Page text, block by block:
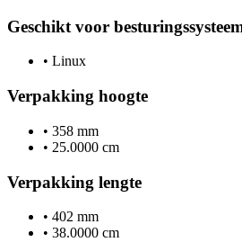
Geschikt voor
• Linux
Verpakking hoogte
• 358 mm
• 25.0000 cm
Verpakking lengte
• 402 mm
• 38.0000 cm